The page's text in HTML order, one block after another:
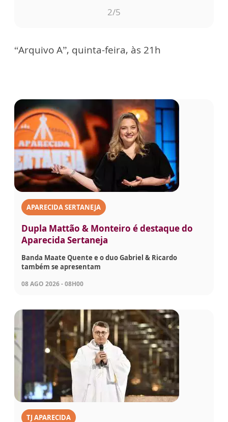
2/5
“Arquivo A”, quinta-feira, às 21h
APARECIDA SERTANEJA
Dupla Mattão & Monteiro é destaque do
Aparecida Sertaneja
Banda Maate Quente e o duo Gabriel & Ricardo
também se apresentam
08 AGO 2026 - 08H00
TJ APARECIDA